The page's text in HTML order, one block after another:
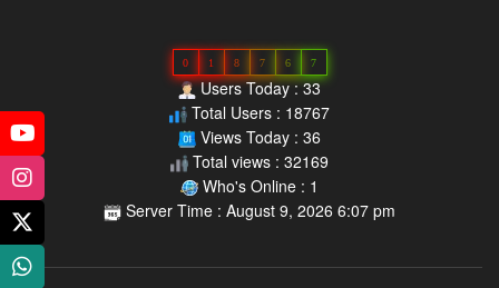
0 1 8 7 6 7
Users Today : 33
Total Users : 18767
Views Today : 36
Total views : 32169
Who's Online : 1
Server Time : August 9, 2026 6:07 pm